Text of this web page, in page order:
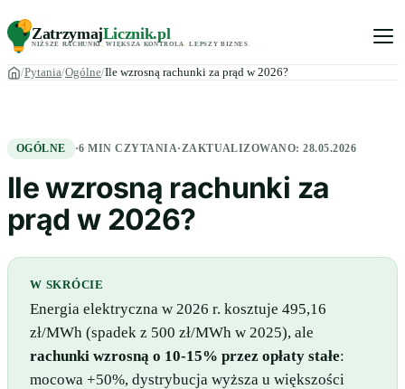
ZatrzymajLicznik.pl
NIŻSZE RACHUNKI. WIĘKSZA KONTROLA LEPSZY BIZNES
Pytania Ogólne Ile wzrosną rachunki za prąd w 2026?
OGÓLNE ·6 MIN CZYTANIA·ZAKTUALIZOWANO:28.05.2026
Ile wzrosną rachunki za
prąd w 2026?
W SKRÓCIE
Energia elektryczna w 2026 r. kosztuje 495,16
zł/MWh (spadek z 500 zł/MWh w 2025), ale
rachunki wzrosną o 10-15% przez opłaty stałe:
mocowa +50%, dystrybucja wyższa u większości